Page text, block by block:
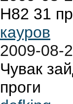
Н82 31
кауров
2009-08-
Чувак
проги